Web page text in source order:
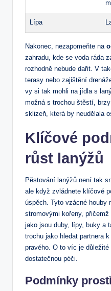
Lípa
Nakonec, nezapomeňte na
zahradu, kde se voda ráda
rozhodně nebude dařit. V
terasy nebo zajištění
vy si tak mohli na jídla s
možná s trochou štěstí,
sklizeň, která by neudělala
Klíčové
růst lanýžů
Pěstování lanýžů není tak
ale když zvládnete klíčové
úspěch. Tyto vzácné houby
stromovými kořeny,
jako jsou duby, lípy, buky a
trochu jako hledat partnera
pravého. O to víc je
dostatečnou péči.
Podmínky